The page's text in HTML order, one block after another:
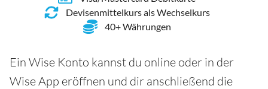
Devisenmittelkurs als Wechselkurs
40+ Währungen
Ein Wise Konto kannst du online oder in der
Wise App eröffnen und dir anschließend die